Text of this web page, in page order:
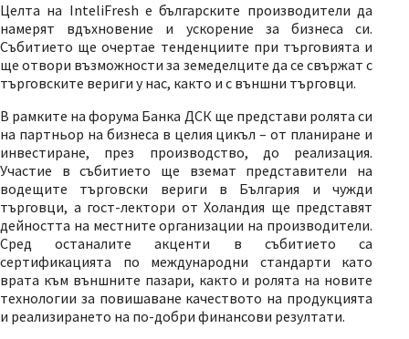
Целта на InteliFresh е българските производители да
намерят вдъхновение и ускорение за бизнеса си.
Събитието ще очертае тенденциите при търговията и
ще отвори възможности за земеделците да се свържат с
търговските вериги у нас, както и с външни търговци.
В рамките на форума Банка ДСК ще представи ролята си
на партньор на бизнеса в целия цикъл – от планиране и
инвестиране, през производство, до реализация.
Участие в събитието ще вземат представители на
водещите търговски вериги в България и чужди
търговци, а гост-лектори от Холандия ще представят
дейността на местните организации на производители.
Сред останалите акценти в събитието са
сертификацията по международни стандарти като
врата към външните пазари, както и ролята на новите
технологии за повишаване качеството на продукцията
и реализирането на по-добри финансови резултати.